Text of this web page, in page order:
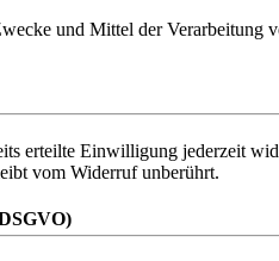
und Mittel der Verarbeitung
erteilte Einwilligung jederzeit
vom Widerruf unberührt.